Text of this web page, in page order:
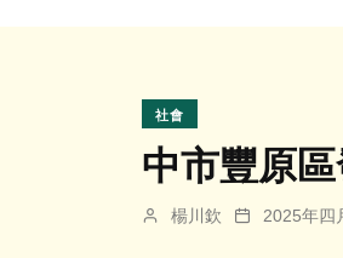
社會
中市豐原
楊川欽 2025年四